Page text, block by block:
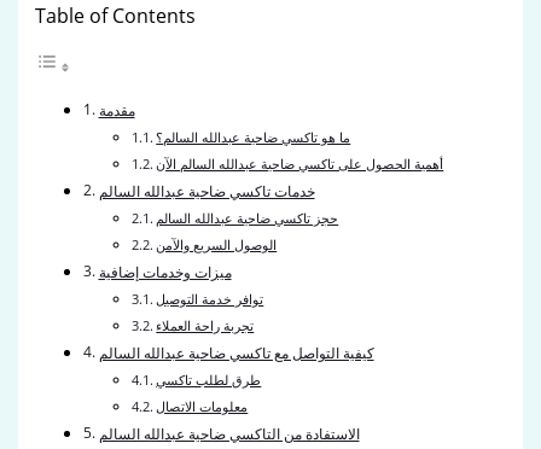
Table of Contents
مقدمة
ما هو تاكسي ضاحية عبدالله السالم؟
أهمية الحصول على تاكسي ضاحية عبدالله السالم الآن
خدمات تاكسي ضاحية عبدالله السالم
حجز تاكسي ضاحية عبدالله السالم
الوصول السريع والآمن
ميزات وخدمات إضافية
توافر خدمة التوصيل
تجربة راحة العملاء
كيفية التواصل مع تاكسي ضاحية عبدالله السالم
طرق لطلب تاكسي
معلومات الاتصال
الاستفادة من التاكسي ضاحية عبدالله السالم